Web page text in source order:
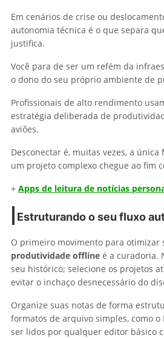
Em cenários de crise ou
autonomia técnica é o que separa
justifica.
Você para de ser um refém da
o dono do seu próprio ambiente de
Profissionais de alto rendimento
estratégia deliberada de
aviões.
Desconectar é, muitas vezes, a
um projeto complexo chegue ao fim
+ Apps de leitura de notícias
Estruturando o seu fluxo
O primeiro movimento para otimizar
produtividade offline é a curadoria.
seu histórico; selecione os projetos
evitar o inchaço desnecessário do
Organize suas notas de forma
formatos de arquivo simples, como
ser lidos por qualquer editor básico